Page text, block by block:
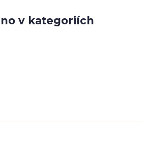
v kategoriích